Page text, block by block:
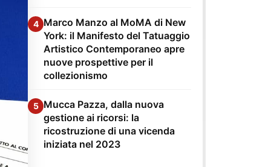
4 Marco Manzo al MoMA di New
York: il Manifesto del Tatuaggio
Artistico Contemporaneo apre
nuove prospettive per il
collezionismo
5 Mucca Pazza, dalla nuova
gestione ai ricorsi: la
ricostruzione di una vicenda
iniziata nel 2023